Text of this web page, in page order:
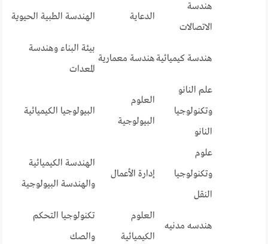
هندسة
الاتصالات
الدعاية الهندسة الطبية الحيوية
هندسة كيميائيةهندسة معمارية
بيئة البناء وهندسة
المعدات
علم النانو
وتكنولوجيا
النانو
العلوم
البيولوجية
البيولوجيا الكيميائية
علوم
وتكنولوجيا
النقل
إدارة الأعمال
الهندسة الكيميائية
والهندسة البيولوجية
هندسه مدنيه
العلوم
الكيميائية
تكنولوجيا التحكم
والصك